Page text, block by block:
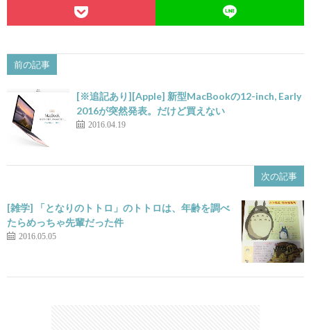
前の記事
[※追記あり][Apple] 新型MacBookの12-inch, Early
2016が突然発表。だけど買えない
2016.04.19
次の記事
[雑学] 「となりのトトロ」のトトロは、年齢を調べ
たらめっちゃ先輩だった件
2016.05.05